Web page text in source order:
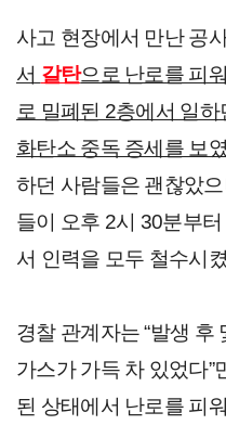
사고 현장에서 만난 공
서 갈탄으로 난로를 피
로 밀폐된 2층에서 일
화탄소 중독 증세를 보
하던 사람들은 괜찮았
들이 오후 2시 30분부
서 인력을 모두 철수시
경찰 관계자는 “발생 후
가스가 가득 차 있었다”
된 상태에서 난로를 피